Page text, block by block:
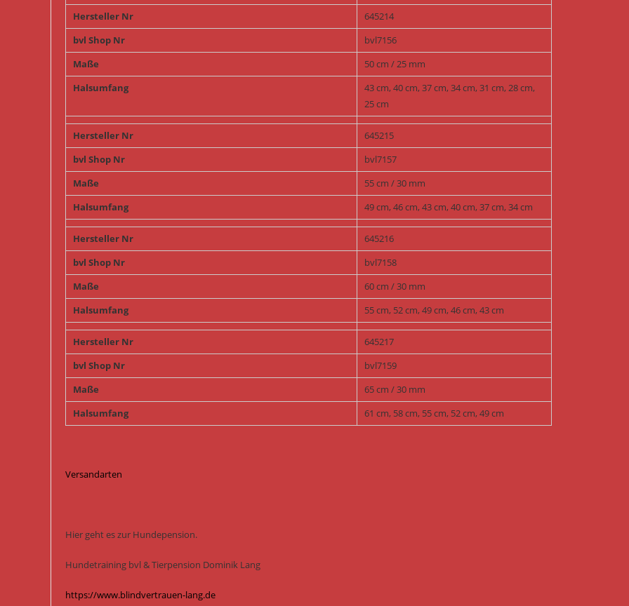
Hersteller Nr
645214
bvl Shop Nr
bvl7156
Maße
50 cm / 25 mm
Halsumfang
43 cm, 40 cm, 37 cm, 34 cm, 31 cm, 28 cm,
25 cm
Hersteller Nr
645215
bvl Shop Nr
bvl7157
Maße
55 cm / 30 mm
Halsumfang
49 cm, 46 cm, 43 cm, 40 cm, 37 cm, 34 cm
Hersteller Nr
645216
bvl Shop Nr
bvl7158
Maße
60 cm / 30 mm
Halsumfang
55 cm, 52 cm, 49 cm, 46 cm, 43 cm
Hersteller Nr
645217
bvl Shop Nr
bvl7159
Maße
65 cm / 30 mm
Halsumfang
61 cm, 58 cm, 55 cm, 52 cm, 49 cm
Versandarten
Hier geht es zur Hundepension.
Hundetraining bvl & Tierpension Dominik Lang
https://www.blindvertrauen-lang.de